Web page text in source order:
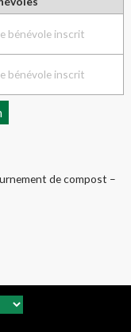
bénévole inscrit
bénévole inscrit
de compost –